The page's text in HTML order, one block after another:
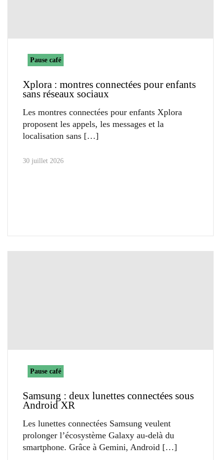
Pause café
Xplora : montres connectées pour enfants
sans réseaux sociaux
Les montres connectées pour enfants Xplora
proposent les appels, les messages et la
localisation sans
30 juillet 2026
Pause café
Samsung : deux lunettes connectées sous
Android XR
Les lunettes connectées Samsung veulent
prolonger l’écosystème Galaxy au-delà du
smartphone. Grâce à Gemini, Android